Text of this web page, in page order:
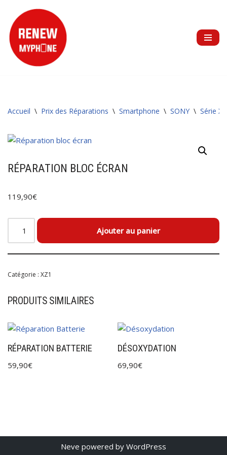
Aller
au
contenu
Accueil \ Prix des Réparations \ Smartphone \ SONY \ Série X
RÉPARATION BLOC ÉCRAN
119,90€
Ajouter au panier
Catégorie : XZ1
PRODUITS SIMILAIRES
RÉPARATION BATTERIE
59,90€
DÉSOXYDATION
69,90€
Neve powered by WordPress